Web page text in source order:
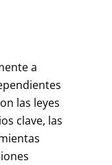
a
las leyes
clave, las